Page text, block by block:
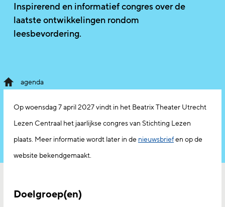
Inspirerend en informatief congres over de
laatste ontwikkelingen rondom
leesbevordering.
agenda
Op woensdag 7 april 2027 vindt in het Beatrix Theater Utrecht
Lezen Centraal het jaarlijkse congres van Stichting Lezen
plaats. Meer informatie wordt later in de nieuwsbriefen op de
website bekendgemaakt.
Doelgroep(en)